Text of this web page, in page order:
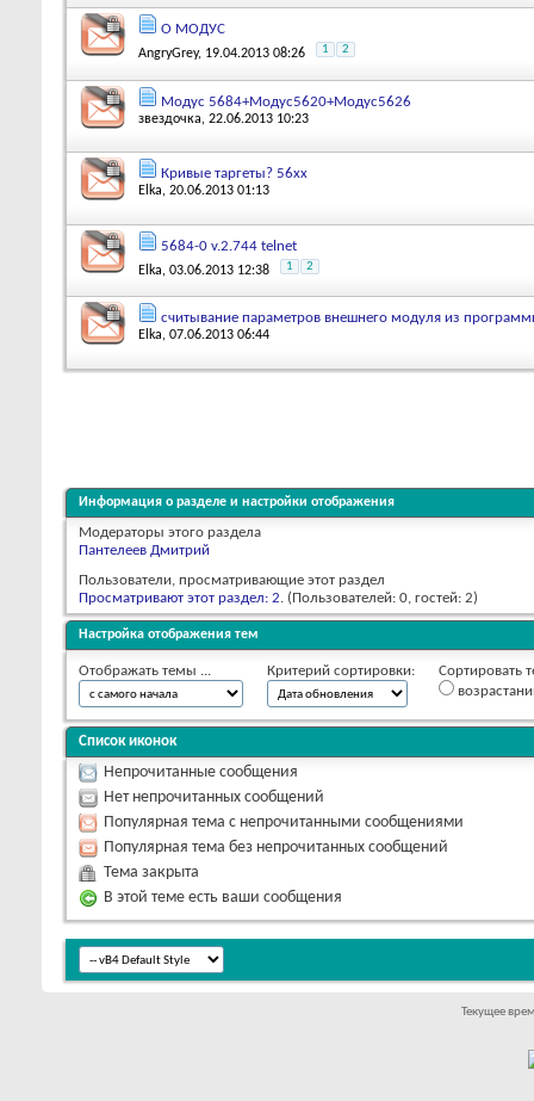
О МОДУС
AngryGrey, 19.04.2013 08:26 1 2
Модус 5684+Модус5620+Модус5626
звездочка, 22.06.2013 10:23
Кривые таргеты? 56хх
Elka, 20.06.2013 01:13
5684-0 v.2.744 telnet
Elka, 03.06.2013 12:38 1 2
считывание параметров внешнего модуля из
Elka, 07.06.2013 06:44
Информация о разделе и настройки отображения
Модераторы этого раздела
Пантелеев Дмитрий
Пользователи, просматривающие этот раздел
Просматривают этот раздел: 2. (Пользователей: 0, гостей: 2)
Настройка отображения тем
Отображать темы ... Критерий сортировки:
Сортировать
Список иконок
Непрочитанные сообщения
Нет непрочитанных сообщений
Популярная тема с непрочитанными сообщениями
Популярная тема без непрочитанных сообщений
Тема закрыта
В этой теме есть ваши сообщения
Текущее